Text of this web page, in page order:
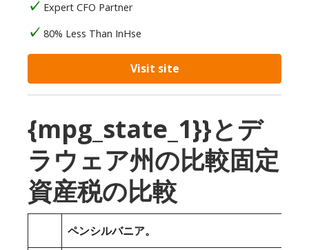
Expert CFO Partner
80% Less Than InHse
Visit site
{mpg_state_1}}とデ
ラウェア州の比較固定
資産税の比較
ペンシルバニア。